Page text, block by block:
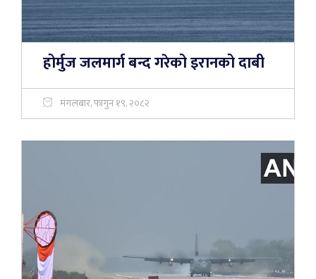
होर्मुज जलमार्ग बन्द गरेको इरानको दाबी
मंगलबार, फागुन १९, २०८२